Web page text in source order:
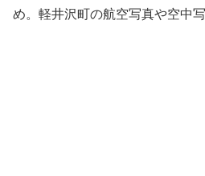
め。軽井沢町の航空写真や空中